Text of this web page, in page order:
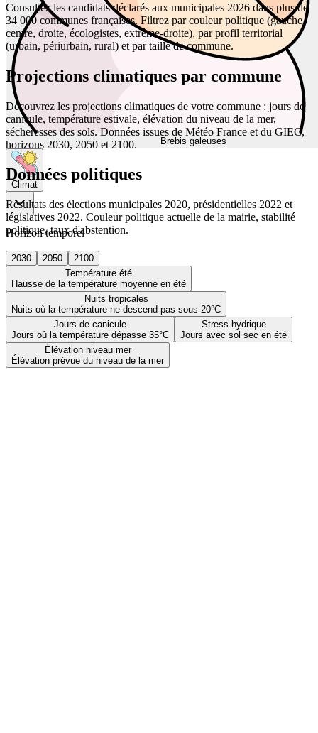
Brebis galeuses
Climat
Horizon temporel
2030 2050
2100
Température été
Hausse de la température moyenne en été
Nuits tropicales
Nuits où la température ne descend pas sous 20°C
Jours de canicule
Jours où la température dépasse 35°C
Stress hydrique
Jours avec sol sec en été
Élévation niveau mer
Élévation prévue du niveau de la mer
Consultez les candidats déclarés aux municipales 2026 dans plus de
34 000 communes françaises. Filtrez par couleur politique (gauche,
centre, droite, écologistes, extrême-droite), par profil territorial
(urbain, périurbain, rural) et par taille de commune.
Projections climatiques par commune
Découvrez les projections climatiques de votre commune : jours de
canicule, température estivale, élévation du niveau de la mer,
sécheresses des sols. Données issues de Météo France et du GIEC,
horizons 2030, 2050 et 2100.
Données politiques
Résultats des élections municipales 2020, présidentielles 2022 et
législatives 2022. Couleur politique actuelle de la mairie, stabilité
politique, taux d'abstention.